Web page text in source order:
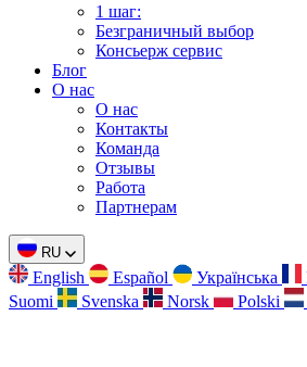
1 шаг:
Безграничный выбор
Консьерж сервис
Блог
О нас
О нас
Контакты
Команда
Отзывы
Работа
Партнерам
RU
English Español Українська
Suomi
Svenska Norsk Polski